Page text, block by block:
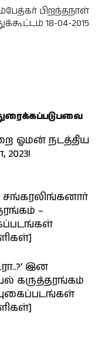
பிறந்தநாள்
18-04-2015
ஓமன் நடத்திய
2023!
சங்கரலிங்கனார்
–
இன
கருத்தரங்கம்